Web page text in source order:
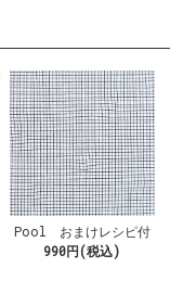
Pool おまけレシピ付
990円(税込)